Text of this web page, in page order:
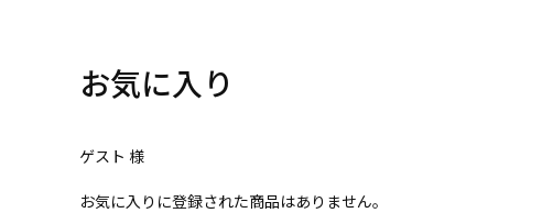
お気に入り
ゲスト 様
お気に入りに登録された商品はありません。